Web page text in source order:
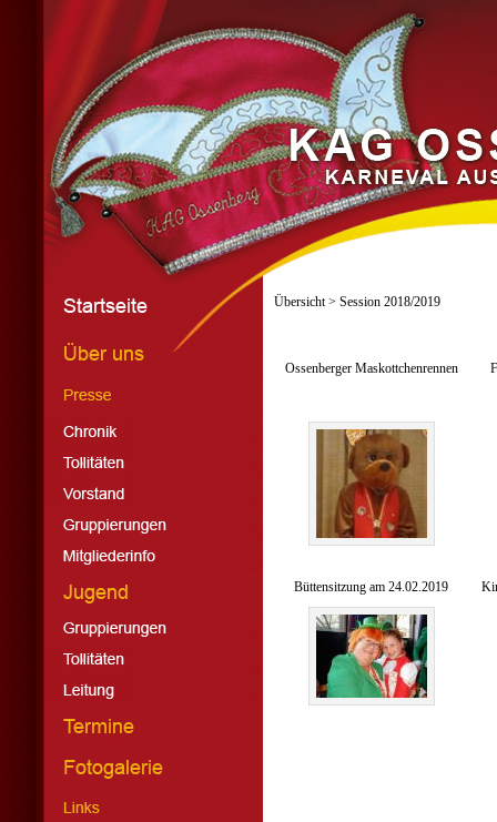
Übersicht> Session 2018/2019
Ossenberger Maskottchenrennen
Büttensitzung am 24.02.2019